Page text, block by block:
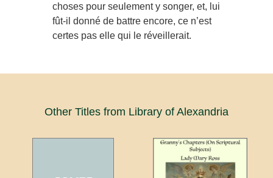
choses pour seulement y songer, et, lui
fût-il donné de battre encore, ce n’est
certes pas elle qui le réveillerait.
Other Titles from Library of Alexandria